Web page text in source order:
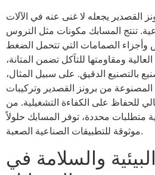
القصدير يجعله لا غنى عنه في الآلات
تنتج المسابك مكونات مثل التروس
وأجزاء الصمامات التي تتحمل الضغط
ومقاومتها للتآكل تضمن المتانة،
بالتصنيع الدقيق. على سبيل المثال،
من برونز القصدير وتركيبات
للحفاظ على الكفاءة التشغيلية. من
متطلبات محددة، توفر المسابك حلولاً
موثوقة للتطبيقات الصناعية الصعبة.
والسلامة في